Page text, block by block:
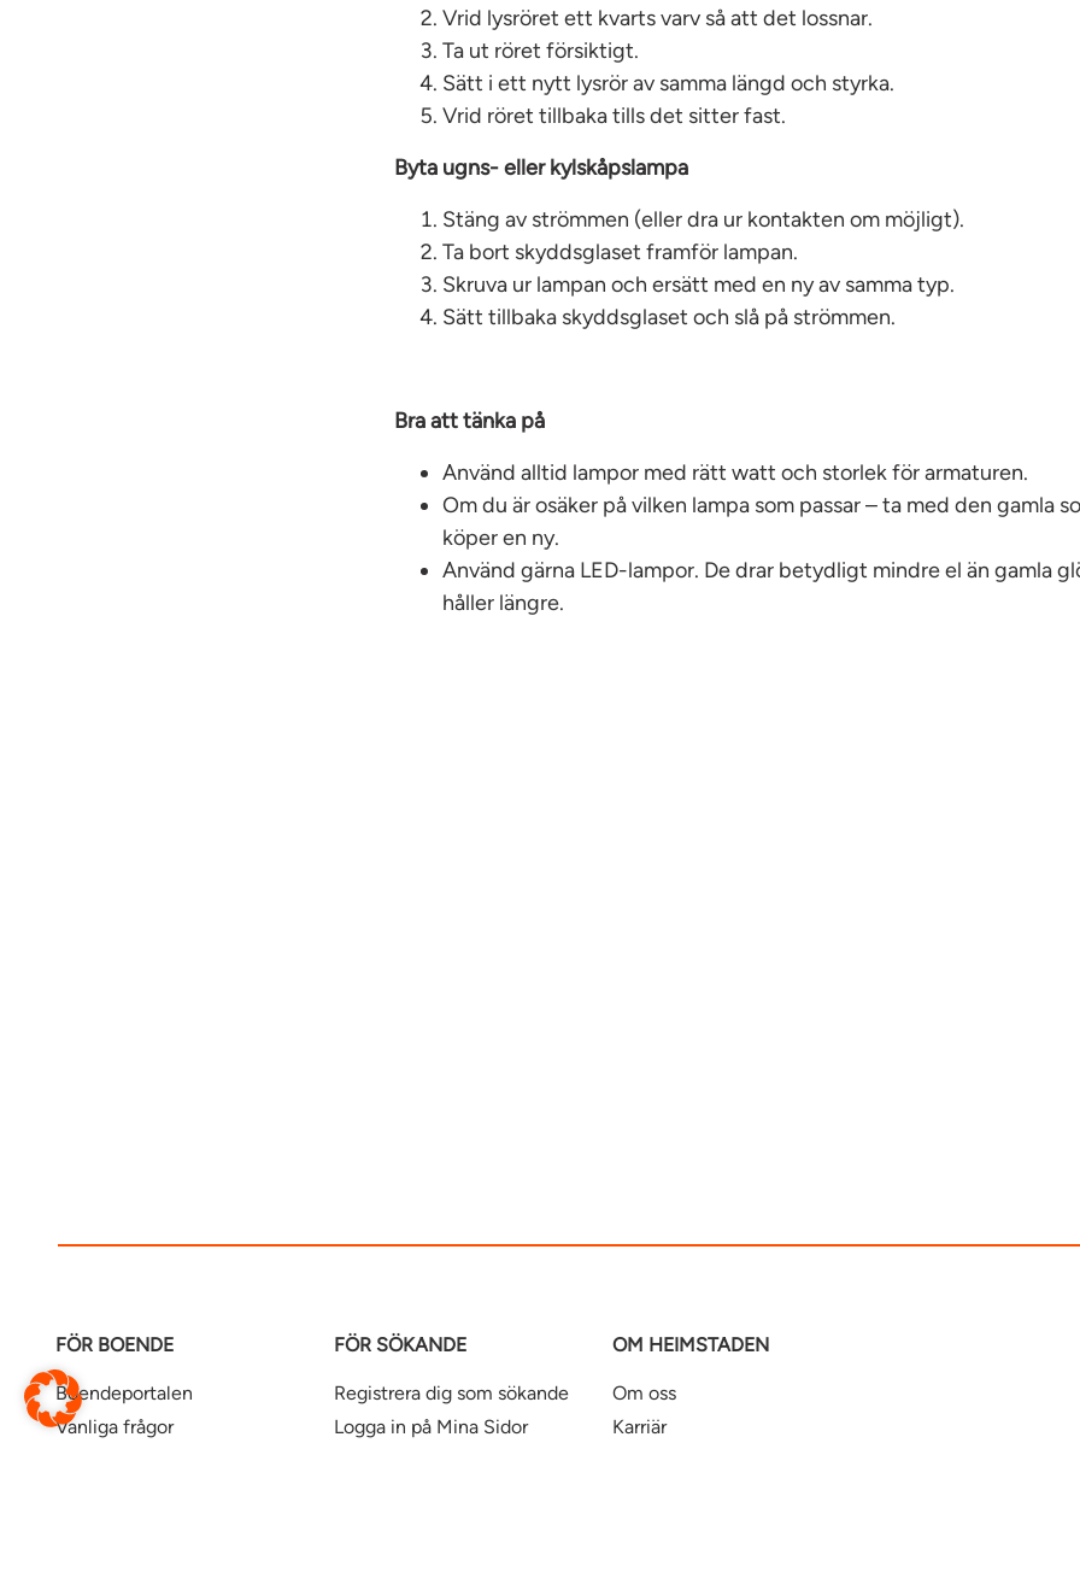
Vrid lysröret ett kvarts varv så att det lossnar.
Ta ut röret försiktigt.
Sätt i ett nytt lysrör av samma längd och styrka.
Vrid röret tillbaka tills det sitter fast.
Byta ugns- eller kylskåpslampa
Stäng av strömmen (eller dra ur kontakten om möjligt).
Ta bort skyddsglaset framför lampan.
Skruva ur lampan och ersätt med en ny av samma typ.
Sätt tillbaka skyddsglaset och slå på strömmen.
Bra att tänka på
Använd alltid lampor med rätt watt och storlek för armaturen.
Om du är osäker på vilken lampa som passar – ta med den gamla
köper en ny.
Använd gärna LED-lampor. De drar betydligt mindre el än gamla
håller längre.
FÖR BOENDE
Boendeportalen
Vanliga frågor
FÖR SÖKANDE
Registrera dig som sökande
Logga in på Mina Sidor
OM HEIMSTADEN
Om oss
Karriär